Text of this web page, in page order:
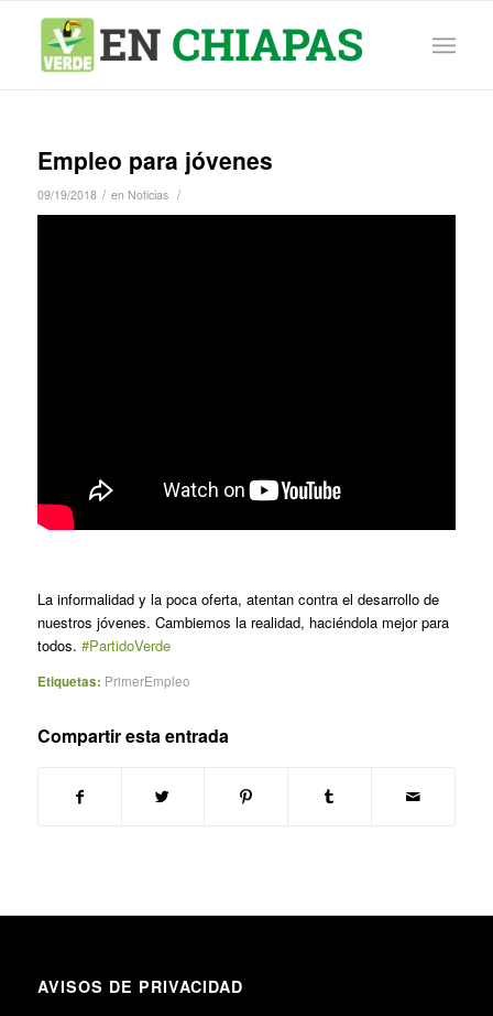
Empleo para jóvenes
09/19/2018 / en Noticias /
La informalidad y la poca oferta, atentan contra el desarrollo de
nuestros jóvenes. Cambiemos la realidad, haciéndola mejor para
todos. #PartidoVerde
Etiquetas: PrimerEmpleo
Compartir esta entrada
AVISOS DE PRIVACIDAD